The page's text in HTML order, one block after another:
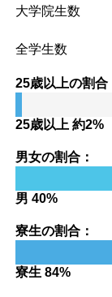
大学院生数
全学生数
25歳以上の割合
25歳以上 約2%
男女の割合：
男 40%
寮生の割合：
寮生 84%